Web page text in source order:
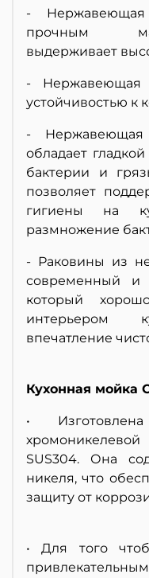
- Нержавеющая
прочным
выдерживает
- Нержавеющая
устойчивостью к
-
обладает
бактерии и
позволяет
гигиены на
размножение
- Раковины из
современный и
который
интерьером
впечатление
Кухонная мойка
• Изготовлена
SUS304. Она
никеля, что
защиту от
• Для того